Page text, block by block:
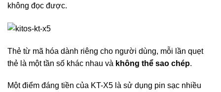
không đọc được.
Thẻ từ mã hóa dành riêng cho người dùng, mỗi lần quẹt
thẻ là một tần số khác nhau và không thể sao chép.
Một điểm đáng tiền của KT-X5 là sử dụng pin sạc nhiều